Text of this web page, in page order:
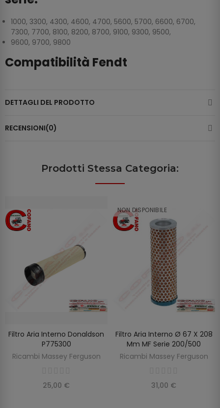
1000, 3300, 4300, 4600, 4700, 5600, 5700, 6600, 6700,
7300, 7700, 8100, 8200, 8700, 9100, 9300, 9500,
9600, 9700, 9800
Compatibilità Fendt
DETTAGLI DEL PRODOTTO
RECENSIONI(0)
Prodotti Stessa Categoria:
AGGIUNGI AL CARRELLO
Filtro Aria Interno Donaldson
P775300
Ricambi Massey Ferguson
25,00 €
NON DISPONIBILE
SCOPRIRE
Filtro Aria Interno Ø 67 X 208
Mm MF Serie 200/500
Ricambi Massey Ferguson
31,00 €